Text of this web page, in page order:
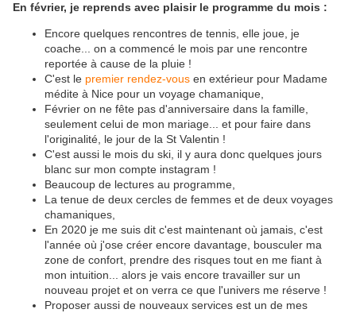
En février, je reprends avec plaisir le programme du mois :
Encore quelques rencontres de tennis, elle joue, je
coache... on a commencé le mois par une rencontre
reportée à cause de la pluie !
C'est le premier rendez-vous en extérieur pour Madame
médite à Nice pour un voyage chamanique,
Février on ne fête pas d'anniversaire dans la famille,
seulement celui de mon mariage... et pour faire dans
l'originalité, le jour de la St Valentin !
C'est aussi le mois du ski, il y aura donc quelques jours
blanc sur mon compte instagram !
Beaucoup de lectures au programme,
La tenue de deux cercles de femmes et de deux voyages
chamaniques,
En 2020 je me suis dit c'est maintenant où jamais, c'est
l'année où j'ose créer encore davantage, bousculer ma
zone de confort, prendre des risques tout en me fiant à
mon intuition... alors je vais encore travailler sur un
nouveau projet et on verra ce que l'univers me réserve !
Proposer aussi de nouveaux services est un de mes